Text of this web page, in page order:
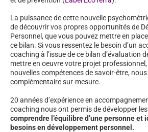
La puissance de cette nouvelle
de découvrir vos propres opportunités de
Personnel, que vous pouvez mettre en
ce bilan. Si vous ressentez le besoin d’un
coaching à l’issue de ce bilan d’évaluation
mettre en oeuvre votre projet
nouvelles compétences de savoir-être,
complémentaire sur-mesure.
20 années d’expérience en
coaching nous ont permis de développer
comprendre l’équilibre d’une personne et
besoins en développement personnel.